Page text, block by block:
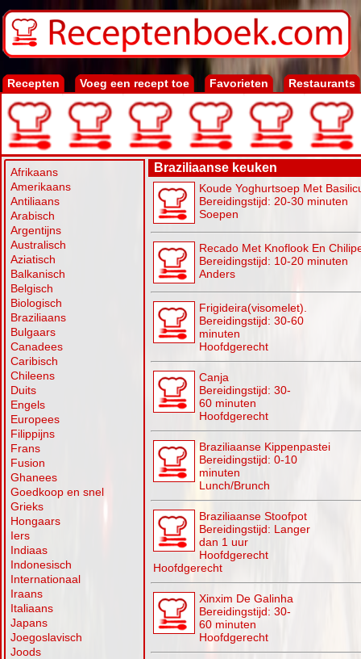
Recepten Voeg een recept toe Favorieten Restaurants
Afrikaans
Amerikaans
Antiliaans
Arabisch
Argentijns
Australisch
Aziatisch
Balkanisch
Belgisch
Biologisch
Braziliaans
Bulgaars
Canadees
Caribisch
Chileens
Duits
Engels
Europees
Filippijns
Frans
Fusion
Ghanees
Goedkoop en snel
Grieks
Hongaars
Iers
Indiaas
Indonesisch
Internationaal
Iraans
Italiaans
Japans
Joegoslavisch
Joods
Braziliaanse keuken
Koude Yoghurtsoep Met
Bereidingstijd: 20-30 minuten
Soepen
Recado Met Knoflook En
Bereidingstijd: 10-20 minuten
Anders
Frigideira(visomelet).
Bereidingstijd: 30-60
minuten
Hoofdgerecht
Canja
Bereidingstijd: 30-
60 minuten
Hoofdgerecht
Braziliaanse Kippenpastei
Bereidingstijd: 0-10
minuten
Lunch/Brunch
Braziliaanse Stoofpot
Bereidingstijd: Langer
dan 1 uur
Hoofdgerecht
Hoofdgerecht
Xinxim De Galinha
Bereidingstijd: 30-
60 minuten
Hoofdgerecht